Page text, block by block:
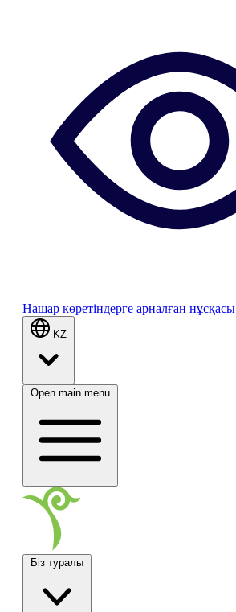
Нашар көретіндерге арналған нұсқасы
KZ
Open main menu
Біз туралы